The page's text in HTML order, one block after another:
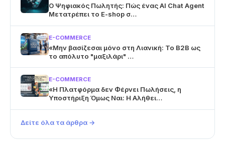
Ο Ψηφιακός Πωλητής: Πώς ένας AI Chat Agent
Μετατρέπει το E-shop σ…
E-COMMERCE
«Μην βασίζεσαι μόνο στη Λιανική: Το B2B ως
το απόλυτο "μαξιλάρι" …
E-COMMERCE
«Η Πλατφόρμα δεν Φέρνει Πωλήσεις, η
Υποστήριξη Όμως Ναι: Η Αλήθει…
Δείτε όλα τα άρθρα →